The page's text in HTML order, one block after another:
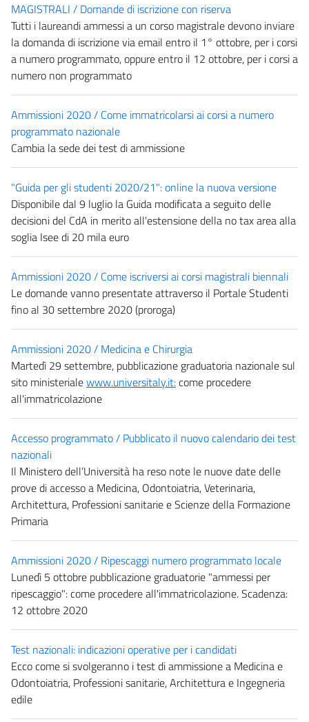
MAGISTRALI / Domande di iscrizione con riserva
Tutti i laureandi ammessi a un corso magistrale devono inviare
la domanda di iscrizione via email entro il 1° ottobre, per i corsi
a numero programmato, oppure entro il 12 ottobre, per i corsi a
numero non programmato
Ammissioni 2020 / Come immatricolarsi ai corsi a numero
programmato nazionale
Cambia la sede dei test di ammissione
"Guida per gli studenti 2020/21": online la nuova versione
Disponibile dal 9 luglio la Guida modificata a seguito delle
decisioni del CdA in merito all'estensione della no tax area alla
soglia Isee di 20 mila euro
Ammissioni 2020 / Come iscriversi ai corsi magistrali biennali
Le domande vanno presentate attraverso il Portale Studenti
fino al 30 settembre 2020 (proroga)
Ammissioni 2020 / Medicina e Chirurgia
Martedì 29 settembre, pubblicazione graduatoria nazionale sul
sito ministerialewww.universitaly.it:come procedere
all'immatricolazione
Accesso programmato / Pubblicato il nuovo calendario dei test
nazionali
Il Ministero dell’Università ha reso note le nuove date delle
prove di accesso a Medicina, Odontoiatria, Veterinaria,
Architettura, Professioni sanitarie e Scienze della Formazione
Primaria
Ammissioni 2020 / Ripescaggi numero programmato locale
Lunedì 5 ottobre pubblicazione graduatorie "ammessi per
ripescaggio": come procedere all'immatricolazione. Scadenza:
12 ottobre 2020
Test nazionali: indicazioni operative per i candidati
Ecco come si svolgeranno i test di ammissione a Medicina e
Odontoiatria, Professioni sanitarie, Architettura e Ingegneria
edile